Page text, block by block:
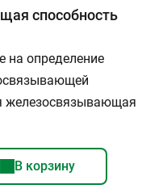
способность
на определение
железосвязывающая
В корзину